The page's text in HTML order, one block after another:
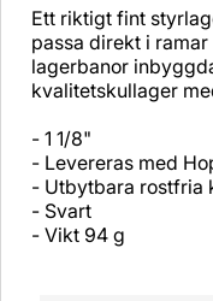
Ett riktigt fint
passa direkt i
lagerbanor
kvalitetskullager
- 1 1/8"
- Levereras med
- Utbytbara rostfria
- Svart
- Vikt 94 g